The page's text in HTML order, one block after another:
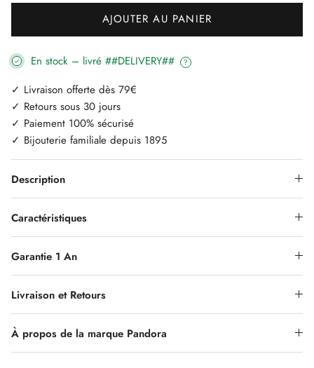
AJOUTER AU PANIER
En stock – livré ##DELIVERY## ?
✓ Livraison offerte dès 79€
✓ Retours sous 30 jours
✓ Paiement 100% sécurisé
✓ Bijouterie familiale depuis 1895
Description
Caractéristiques
Garantie 1 An
Livraison et Retours
À propos de la marque Pandora